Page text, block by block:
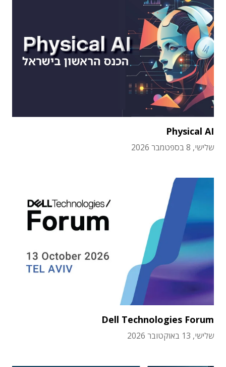
Physical AI
שלישי, 8 בספטמבר 2026
Dell Technologies Forum
שלישי, 13 באוקטובר 2026